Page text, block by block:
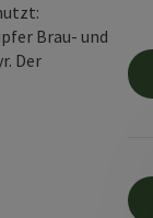
Brau- und
Der